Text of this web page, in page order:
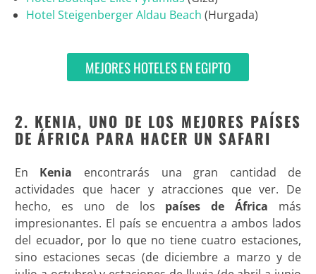
Hotel Steigenberger Aldau Beach (Hurgada)
MEJORES HOTELES EN EGIPTO
2. KENIA, UNO DE LOS MEJORES PAÍSES
DE ÁFRICA PARA HACER UN SAFARI
En Kenia encontrarás una gran cantidad de
actividades que hacer y atracciones que ver. De
hecho, es uno de los países de África más
impresionantes. El país se encuentra a ambos lados
del ecuador, por lo que no tiene cuatro estaciones,
sino estaciones secas (de diciembre a marzo y de